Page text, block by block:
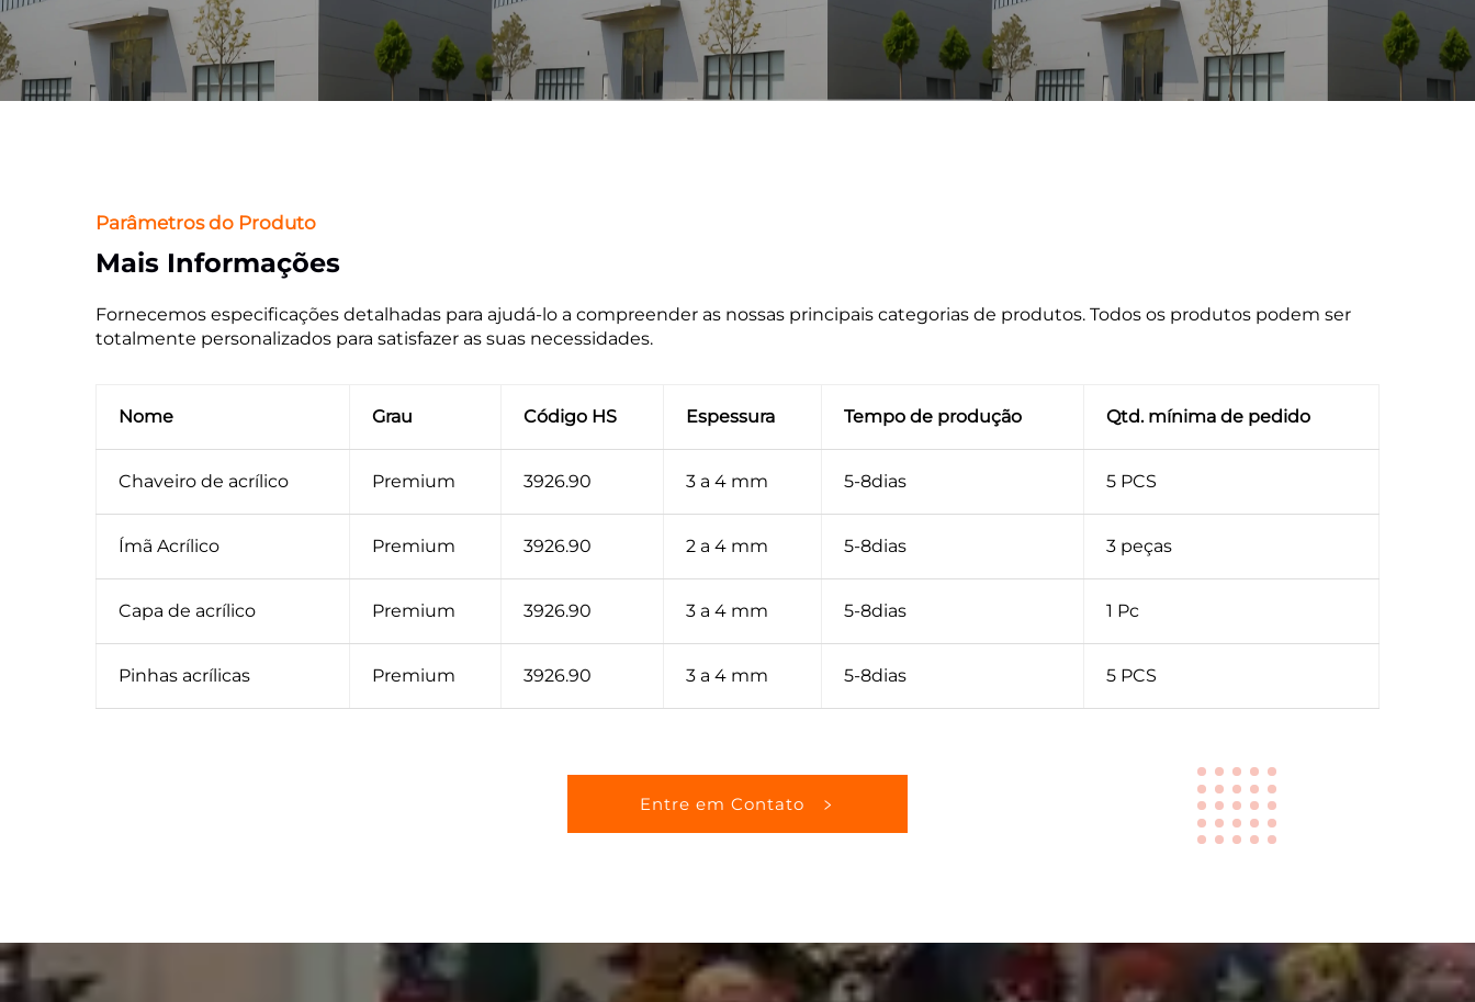
Parâmetros do Produto
Mais Informações
Fornecemos especificações detalhadas para ajudá-lo a compreender as nossas principais categorias de produtos. Todos os produtos podem ser
totalmente personalizados para satisfazer as suas necessidades.
Nome Grau Código HS Espessura Tempo de produção Qtd. mínima de pedido
Chaveiro de acrílico Premium 3926.90 3 a 4 mm 5-8dias 5 PCS
Ímã Acrílico Premium 3926.90 2 a 4 mm 5-8dias 3 peças
Capa de acrílico Premium 3926.90 3 a 4 mm 5-8dias 1 Pc
Pinhas acrílicas Premium 3926.90 3 a 4 mm 5-8dias 5 PCS
Entre em Contato